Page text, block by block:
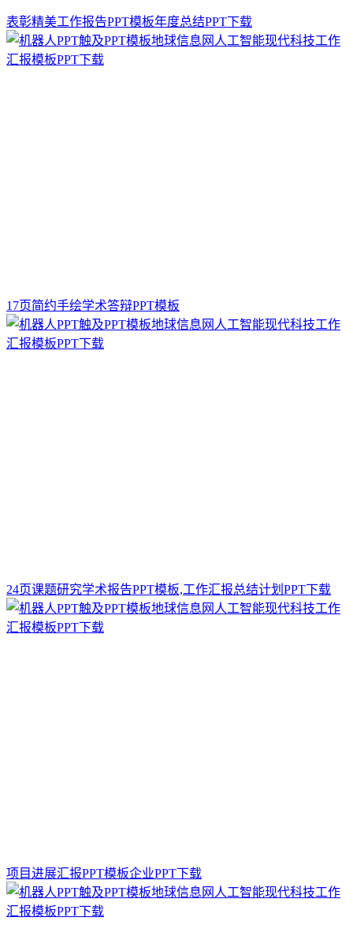
表彰精美工作报告PPT模板年度总结PPT下载
17页简约手绘学术答辩PPT模板
24页课题研究学术报告PPT模板,工作汇报总结计划PPT下载
项目进展汇报PPT模板企业PPT下载